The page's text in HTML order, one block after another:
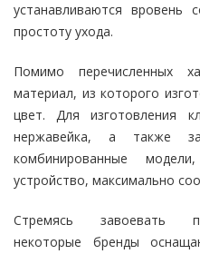
устанавливаются вровень
простоту ухода.
Помимо перечисленных
материал, из которого
цвет. Для изготовления
нержавейка, а также
комбинированные
устройство, максимально
Стремясь завоевать
некоторые бренды